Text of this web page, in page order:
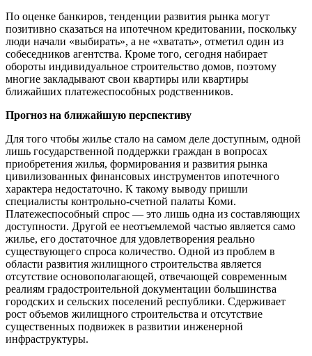
По оценке банкиров, тенденции развития рынка могут
позитивно сказаться на ипотечном кредитовании, поскольку
люди начали «выбирать», а не «хватать», отметил один из
собеседников агентства. Кроме того, сегодня набирает
обороты индивидуальное строительство домов, поэтому
многие закладывают свои квартиры или квартиры
ближайших платежеспособных родственников.
Прогноз на ближайшую перспективу
Для того чтобы жилье стало на самом деле доступным, одной
лишь государственной поддержки граждан в вопросах
приобретения жилья, формирования и развития рынка
цивилизованных финансовых инструментов ипотечного
характера недостаточно. К такому выводу пришли
специалисты контрольно-счетной палаты Коми.
Платежеспособный спрос — это лишь одна из составляющих
доступности. Другой ее неотъемлемой частью является само
жилье, его достаточное для удовлетворения реально
существующего спроса количество. Одной из проблем в
области развития жилищного строительства является
отсутствие основополагающей, отвечающей современным
реалиям градостроительной документации большинства
городских и сельских поселений республики. Сдерживает
рост объемов жилищного строительства и отсутствие
существенных подвижек в развитии инженерной
инфраструктуры.